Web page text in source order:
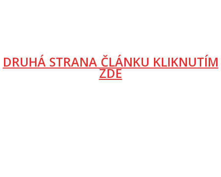
DRUHÁ STRANA ČLÁNKU KLIKNUTÍM
ZDE